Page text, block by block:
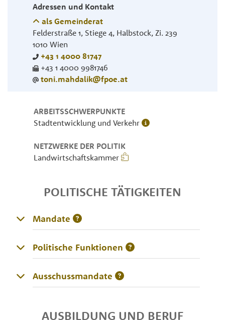
Adressen und Kontakt
als Gemeinderat
Felderstraße 1, Stiege 4, Halbstock, Zi. 239
1010 Wien
+43 1 4000 81747
+43 1 4000 9981746
toni.mahdalik@fpoe.at
ARBEITSSCHWERPUNKTE
Stadtentwicklung und Verkehr
NETZWERKE DER POLITIK
Landwirtschaftskammer
POLITISCHE TÄTIGKEITEN
Mandate
Politische Funktionen
Ausschussmandate
AUSBILDUNG UND BERUF